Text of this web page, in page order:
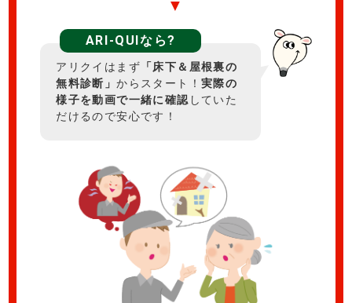
▼
ARI-QUIなら?
アリクイはまず 「床下＆屋根裏の
無料診断」からスタート！実際の
様子を動画で一緒に確認 していた
だけるので安心です！